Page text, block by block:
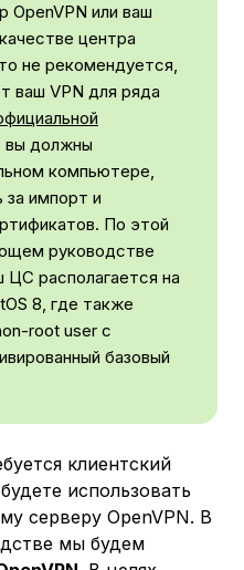
OpenVPN или ваш
центра
не рекомендуется,
ваш VPN для ряда
вы должны
компьютере,
за импорт и
По этой
руководстве
ЦС располагается на
8, где также
root user с
базовый
клиентский
использовать
серверу OpenVPN. В
мы будем